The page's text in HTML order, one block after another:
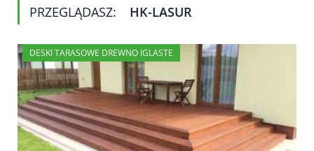
PRZEGLĄDASZ: HK-LASUR
DESKI TARASOWE DREWNO IGLASTE